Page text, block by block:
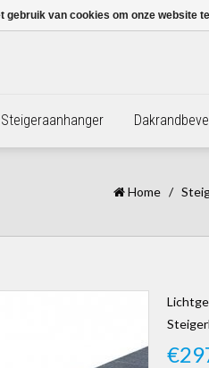
Steigeraanhanger
Home /
gebruik van cookies om onze website